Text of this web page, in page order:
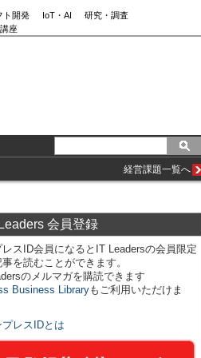
ト開発 IoT・AI
研究・調査
座
経営課題一覧へ
会員登録
スID会員になるとIT Leadersの会員限定
を読むことができます。
のメルマガを購読できます
Business Libraryもご利用いただけま
プレスIDとは